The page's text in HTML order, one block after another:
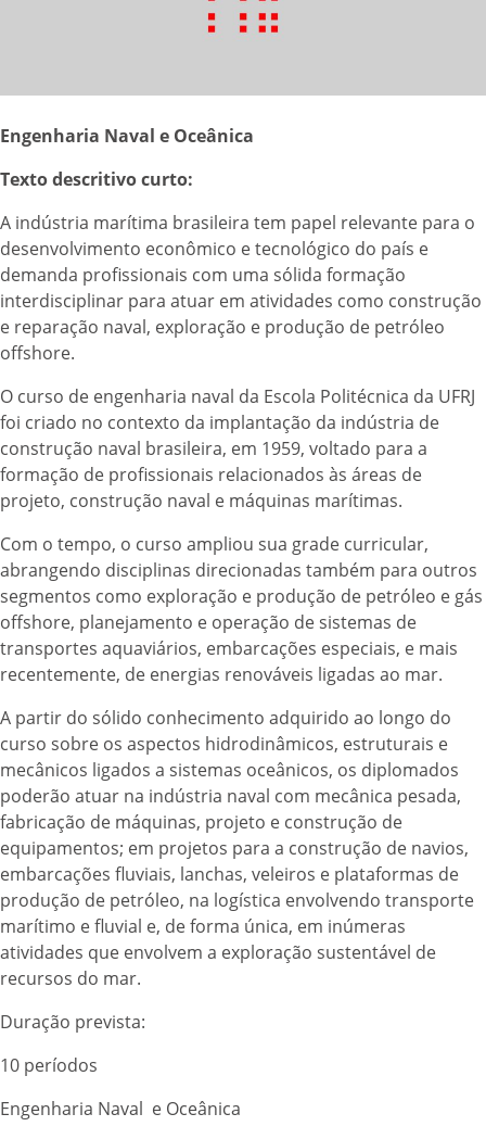
Engenharia Naval e Oceânica
Texto descritivo curto:
A indústria marítima brasileira tem papel relevante para o
desenvolvimento econômico e tecnológico do país e
demanda profissionais com uma sólida formação
interdisciplinar para atuar em atividades como construção
e reparação naval, exploração e produção de petróleo
offshore.
O curso de engenharia naval da Escola Politécnica da UFRJ
foi criado no contexto da implantação da indústria de
construção naval brasileira, em 1959, voltado para a
formação de profissionais relacionados às áreas de
projeto, construção naval e máquinas marítimas.
Com o tempo, o curso ampliou sua grade curricular,
abrangendo disciplinas direcionadas também para outros
segmentos como exploração e produção de petróleo e gás
offshore, planejamento e operação de sistemas de
transportes aquaviários, embarcações especiais, e mais
recentemente, de energias renováveis ligadas ao mar.
A partir do sólido conhecimento adquirido ao longo do
curso sobre os aspectos hidrodinâmicos, estruturais e
mecânicos ligados a sistemas oceânicos, os diplomados
poderão atuar na indústria naval com mecânica pesada,
fabricação de máquinas, projeto e construção de
equipamentos; em projetos para a construção de navios,
embarcações fluviais, lanchas, veleiros e plataformas de
produção de petróleo, na logística envolvendo transporte
marítimo e fluvial e, de forma única, em inúmeras
atividades que envolvem a exploração sustentável de
recursos do mar.
Duração prevista:
10 períodos
Engenharia Naval e Oceânica